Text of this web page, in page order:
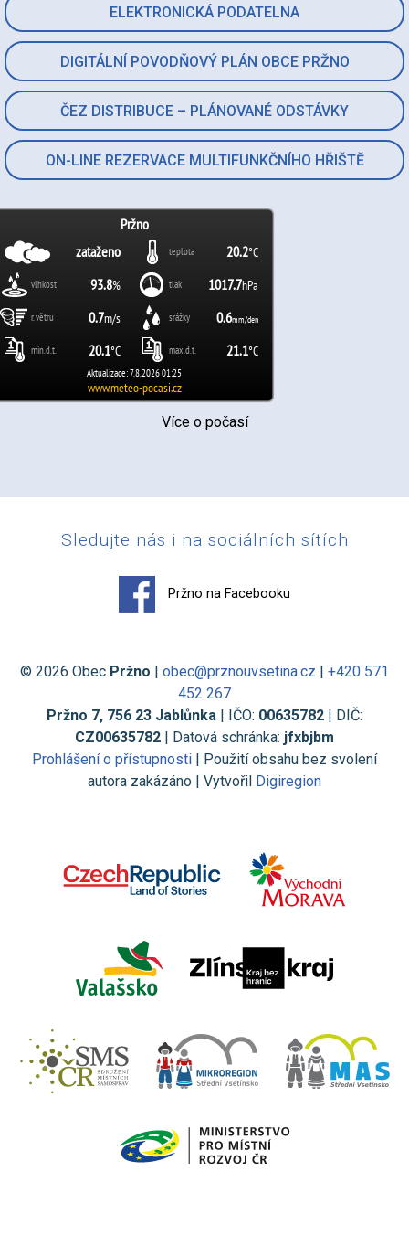
ELEKTRONICKÁ PODATELNA
DIGITÁLNÍ POVODŇOVÝ PLÁN OBCE PRŽNO
ČEZ DISTRIBUCE – PLÁNOVANÉ ODSTÁVKY
ON-LINE REZERVACE MULTIFUNKČNÍHO HŘIŠTĚ
Více o počasí
Sledujte nás i na sociálních sítích
Pržno na Facebooku
© 2026 Obec Pržno | obec@prznouvsetina.cz | +420 571
452 267
Pržno 7, 756 23 Jablůnka | IČO: 00635782 | DIČ:
CZ00635782 | Datová schránka: jfxbjbm
Prohlášení o přístupnosti | Použití obsahu bez svolení
autora zakázáno | Vytvořil Digiregion